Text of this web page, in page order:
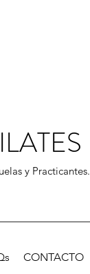
y Practicantes.
CONTACTO